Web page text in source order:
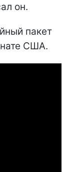
он.
пакет
США.